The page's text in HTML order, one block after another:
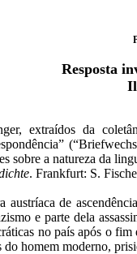
Resposta
extraídos da
sobre a natureza da
. Frankfurt: S.
de
e parte dela
no país após o
homem moderno,